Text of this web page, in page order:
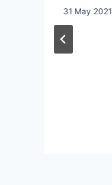
31 May 2021